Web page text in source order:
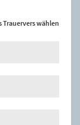
Trauervers wählen